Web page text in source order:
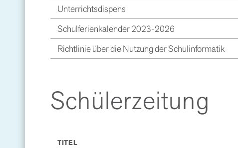
Unterrichtsdispens
Schulferienkalender 2023-2026
Richtlinie über die Nutzung der Schulinformatik
Schülerzeitung
TITEL